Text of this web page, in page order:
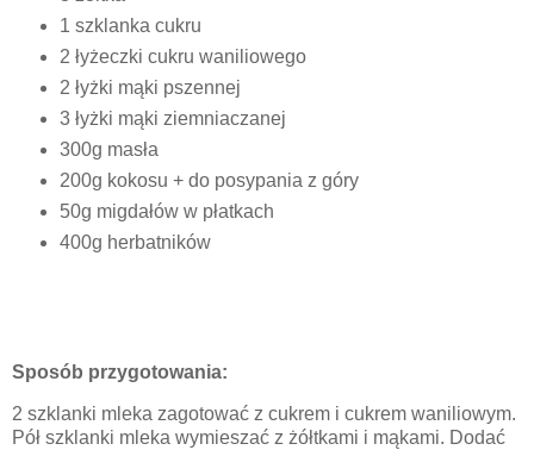
1 szklanka cukru
2 łyżeczki cukru waniliowego
2 łyżki mąki pszennej
3 łyżki mąki ziemniaczanej
300g masła
200g kokosu + do posypania z góry
50g migdałów w płatkach
400g herbatników
Sposób przygotowania:
2 szklanki mleka zagotować z cukrem i cukrem waniliowym.
Pół szklanki mleka wymieszać z żółtkami i mąkami. Dodać